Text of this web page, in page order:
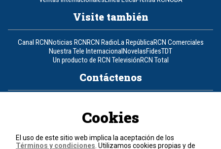
Visite también
Canal RCNNoticias RCNRCN RadioLa RepúblicaRCN Comerciales
Nuestra Tele InternacionalNovelasFidesTDT
Un producto de RCN TelevisiónRCN Total
Contáctenos
Política de cookies
Términos y condiciones
Cookies
El uso de este sitio web implica la aceptación de los
Términos y condiciones . Utilizamos cookies propias y de